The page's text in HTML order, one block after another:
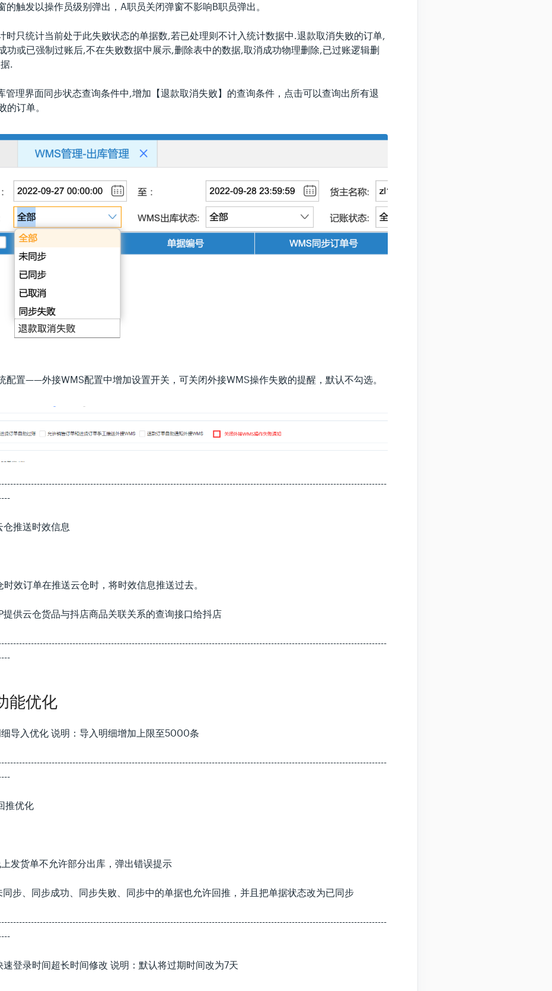
的触发以操作员级别弹出，A职员关闭弹窗不影响B职员弹出。
时只统计当前处于此失败状态的单据数,若已处理则不计入统计数据中.退款取消失败的订单,
功或已强制过账后,不在失败数据中展示,删除表中的数据,取消成功物理删除,已过账逻辑删
.
管理界面同步状态查询条件中,增加【退款取消失败】的查询条件，点击可以查询出所有退
的订单。
配置——外接WMS配置中增加设置开关，可关闭外接WMS操作失败的提醒，默认不勾选。
仓推送时效信息
时效订单在推送云仓时，将时效信息推送过去。
提供云仓货品与抖店商品关联关系的查询接口给抖店
能优化
细导入优化 说明：导入明细增加上限至5000条
推优化
上发货单不允许部分出库，弹出错误提示
同步、同步成功、同步失败、同步中的单据也允许回推，并且把单据状态改为已同步
速登录时间超长时间修改 说明：默认将过期时间改为7天